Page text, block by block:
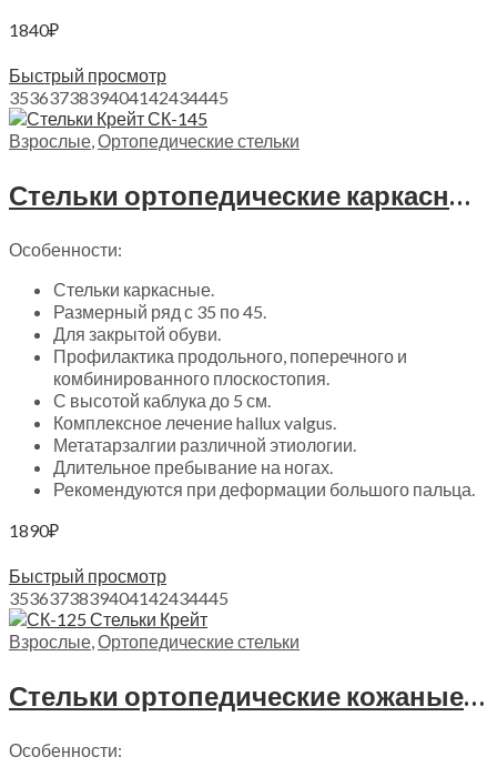
1840₽
Быстрый просмотр
3536373839404142434445
Взрослые,Ортопедические стельки
Стельки ортопедические каркасные с микрофиброй Крейт, СК-145
Особенности:
Стельки каркасные.
Размерный ряд с 35 по 45.
Для закрытой обуви.
Профилактика продольного, поперечного и
комбинированного плоскостопия.
С высотой каблука до 5 см.
Комплексное лечение hallux valgus.
Метатарзалгии различной этиологии.
Длительное пребывание на ногах.
Рекомендуются при деформации большого пальца.
1890₽
Быстрый просмотр
3536373839404142434445
Взрослые,Ортопедические стельки
Стельки ортопедические кожаные Крейт, СК-125
Особенности: